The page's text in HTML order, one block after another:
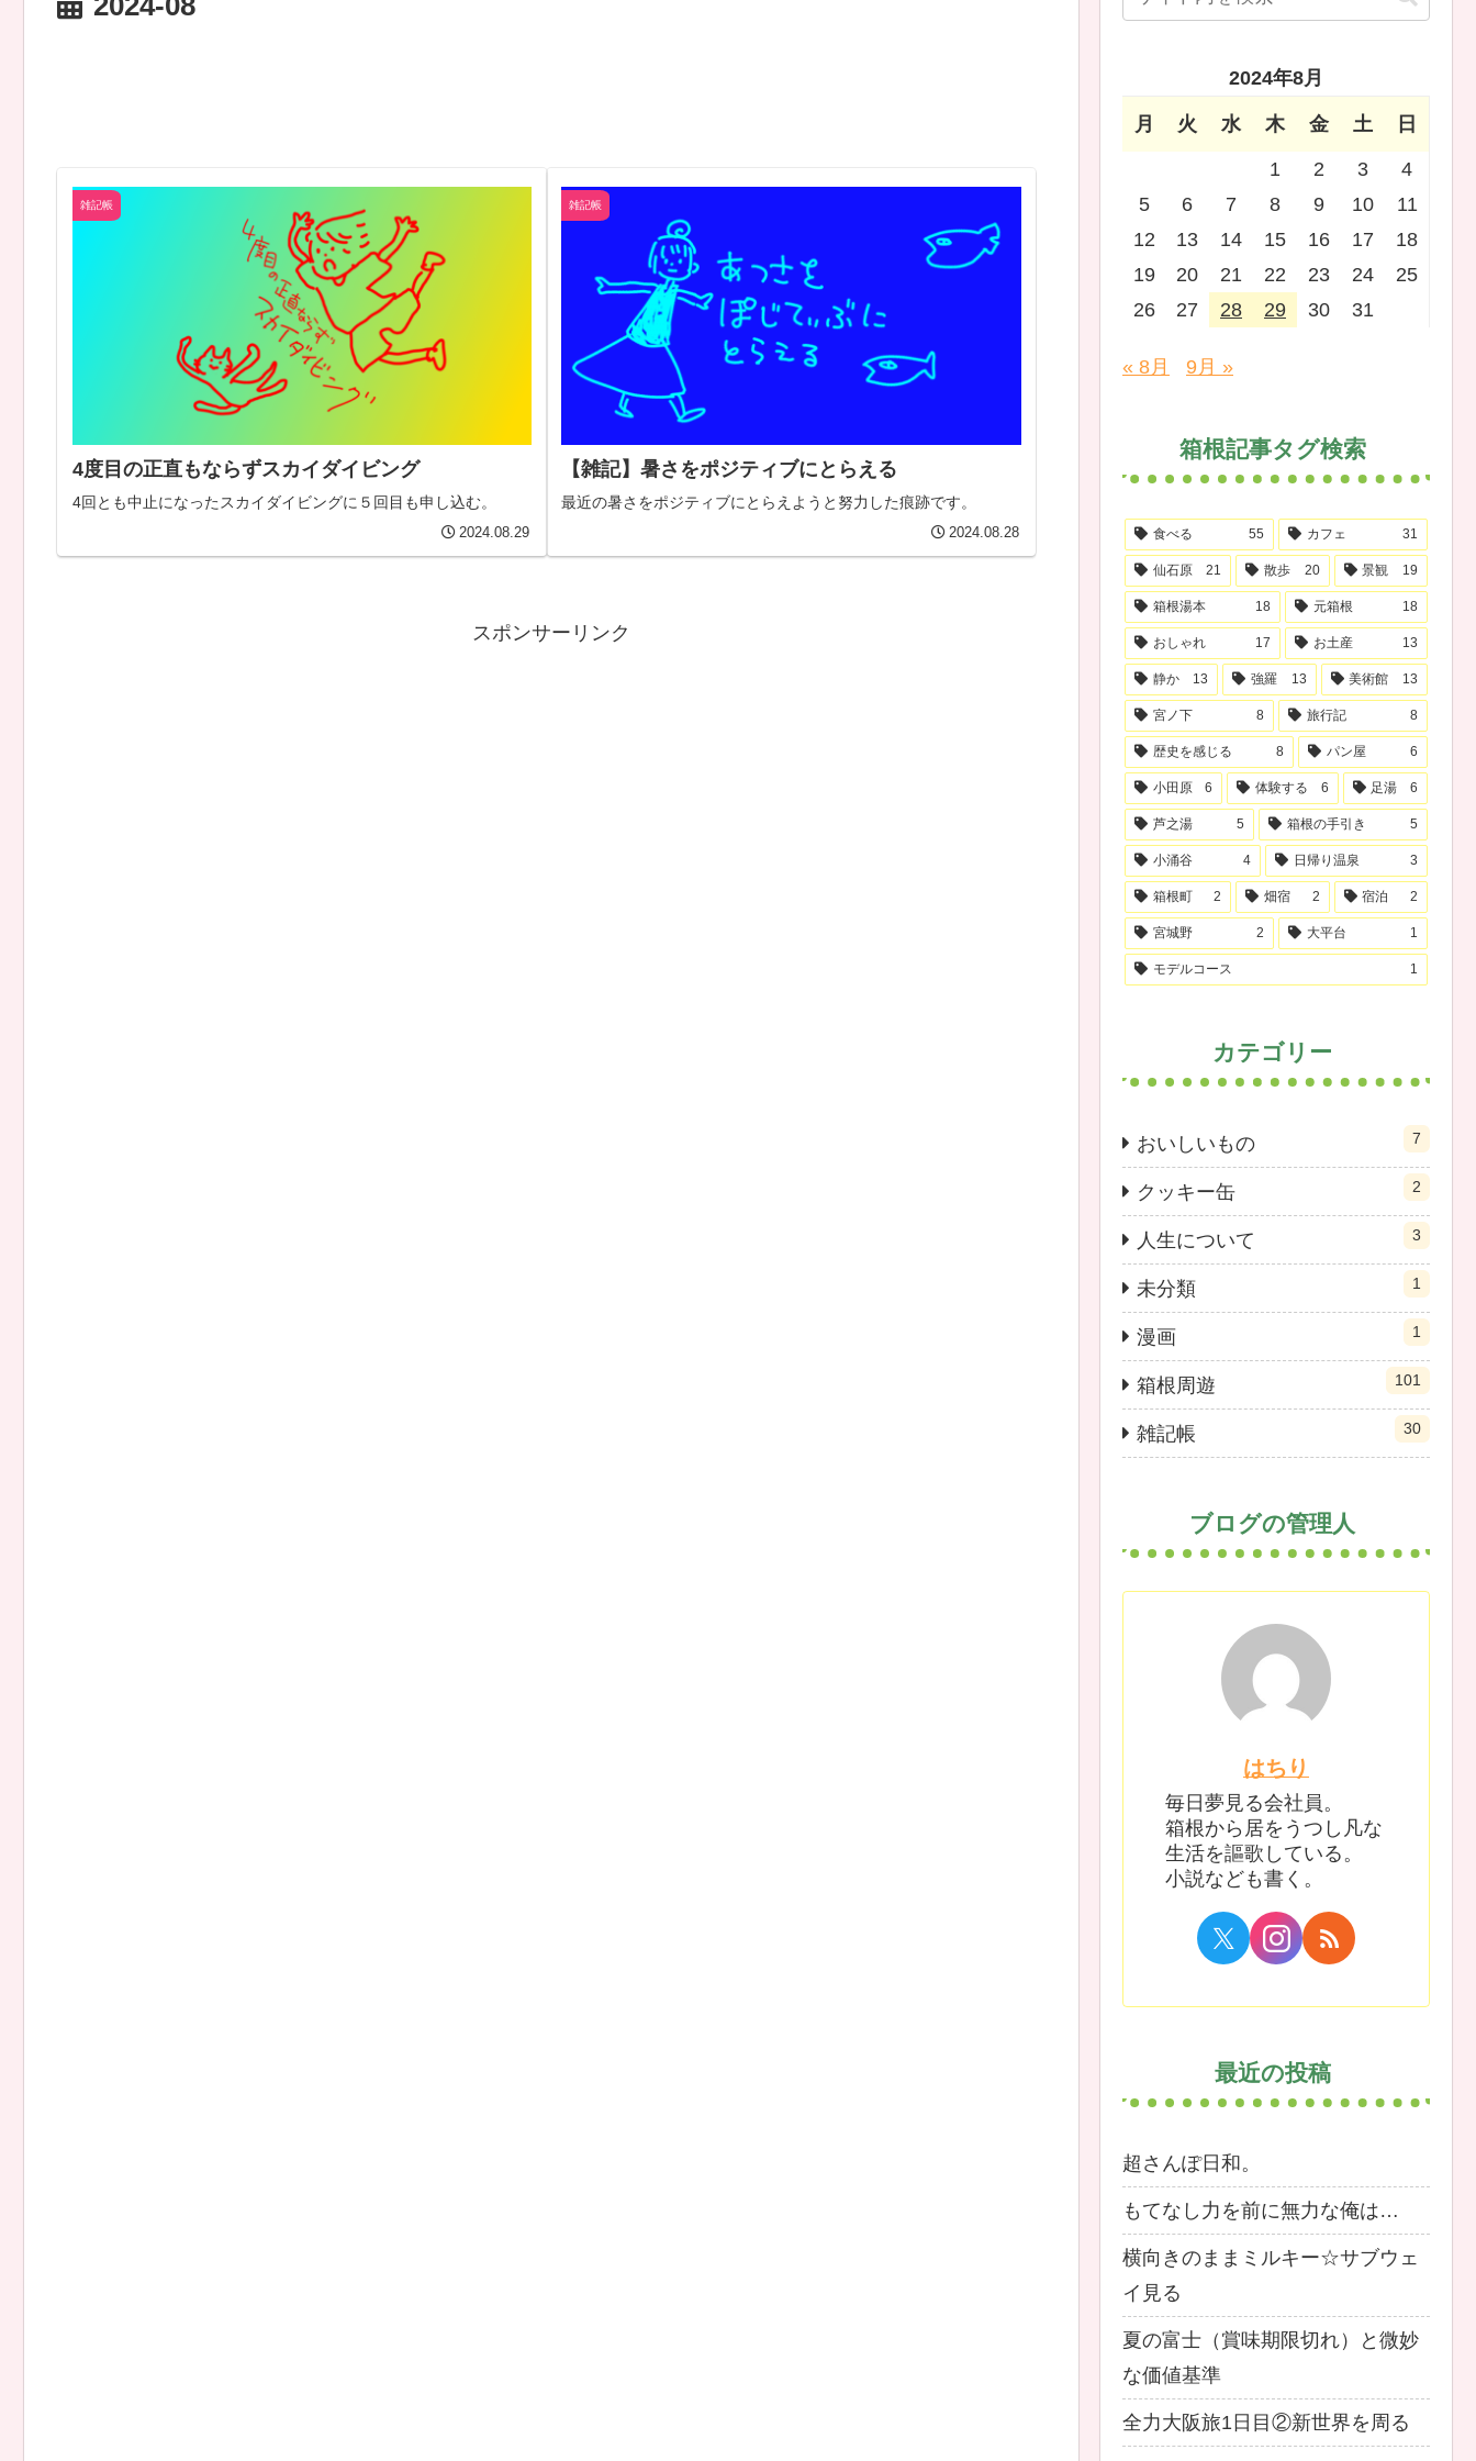
雑記帳
4度目の正直もならずスカイダイビング
4回とも中止になったスカイダイビングに５回目も申し込む。
2024.08.29
雑記帳
【雑記】暑さをポジティブにとらえる
最近の暑さをポジティブにとらえようと努力した痕跡です。
2024.08.28
スポンサーリンク
2024年8月
月 火 水 木 金 土 日
1 2 3
4
5
6 7 8 9 10
11
12
13 14 15 16 17
18
19
20 21 22 23 24
25
26
27 28 29 30 31
« 8月 9月 »
箱根記事タグ検索
食べる 55 カフェ 31
仙石原 21 散歩 20 景観 19
箱根湯本 18 元箱根 18
おしゃれ 17 お土産 13
静か 13 強羅 13 美術館 13
宮ノ下 8 旅行記 8
歴史を感じる 8 パン屋 6
小田原 6 体験する 6 足湯 6
芦之湯 5 箱根の手引き 5
小涌谷 4 日帰り温泉 3
箱根町 2 畑宿 2 宿泊 2
宮城野 2 大平台 1
モデルコース 1
カテゴリー
おいしいもの 7
クッキー缶 2
人生について 3
未分類 1
漫画 1
箱根周遊 101
雑記帳 30
ブログの管理人
はちり
毎日夢見る会社員。
箱根から居をうつし凡な
生活を謳歌している。
小説なども書く。
最近の投稿
超さんぽ日和。
もてなし力を前に無力な俺は…
横向きのままミルキー☆サブウェ
イ見る
夏の富士（賞味期限切れ）と微妙
な価値基準
全力大阪旅1日目②新世界を周る